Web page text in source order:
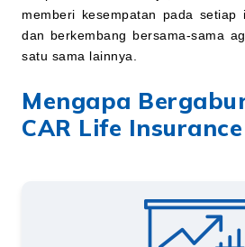
memberi kesempatan pada setiap
dan berkembang bersama-sama
satu sama lainnya.
Mengapa
CAR Life Insurance